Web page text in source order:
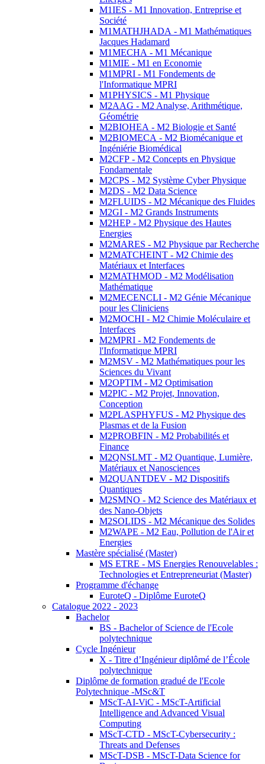
M1IES - M1 Innovation, Entreprise et
Société
M1MATHJHADA - M1 Mathématiques
Jacques Hadamard
M1MECHA - M1 Mécanique
M1MIE - M1 en Economie
M1MPRI - M1 Fondements de
l'Informatique MPRI
M1PHYSICS - M1 Physique
M2AAG - M2 Analyse, Arithmétique,
Géométrie
M2BIOHEA - M2 Biologie et Santé
M2BIOMECA - M2 Biomécanique et
Ingéniérie Biomédical
M2CFP - M2 Concepts en Physique
Fondamentale
M2CPS - M2 Système Cyber Physique
M2DS - M2 Data Science
M2FLUIDS - M2 Mécanique des Fluides
M2GI - M2 Grands Instruments
M2HEP - M2 Physique des Hautes
Energies
M2MARES - M2 Physique par Recherche
M2MATCHEINT - M2 Chimie des
Matériaux et Interfaces
M2MATHMOD - M2 Modélisation
Mathématique
M2MECENCLI - M2 Génie Mécanique
pour les Cliniciens
M2MOCHI - M2 Chimie Moléculaire et
Interfaces
M2MPRI - M2 Fondements de
l'Informatique MPRI
M2MSV - M2 Mathématiques pour les
Sciences du Vivant
M2OPTIM - M2 Optimisation
M2PIC - M2 Projet, Innovation,
Conception
M2PLASPHYFUS - M2 Physique des
Plasmas et de la Fusion
M2PROBFIN - M2 Probabilités et
Finance
M2QNSLMT - M2 Quantique, Lumière,
Matériaux et Nanosciences
M2QUANTDEV - M2 Dispositifs
Quantiques
M2SMNO - M2 Science des Matériaux et
des Nano-Objets
M2SOLIDS - M2 Mécanique des Solides
M2WAPE - M2 Eau, Pollution de l'Air et
Energies
Mastère spécialisé (Master)
MS ETRE - MS Energies Renouvelables :
Technologies et Entrepreneuriat (Master)
Programme d'échange
EuroteQ - Diplôme EuroteQ
Catalogue 2022 - 2023
Bachelor
BS - Bachelor of Science de l'Ecole
polytechnique
Cycle Ingénieur
X - Titre d’Ingénieur diplômé de l’École
polytechnique
Diplôme de formation gradué de l'Ecole
Polytechnique -MSc&T
MScT-AI-ViC - MScT-Artificial
Intelligence and Advanced Visual
Computing
MScT-CTD - MScT-Cybersecurity :
Threats and Defenses
MScT-DSB - MScT-Data Science for